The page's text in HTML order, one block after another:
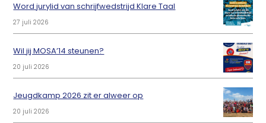
Word jurylid van schrijfwedstrijd Klare Taal
27 juli 2026
Wil jij MOSA’14 steunen?
20 juli 2026
Jeugdkamp 2026 zit er alweer op
20 juli 2026